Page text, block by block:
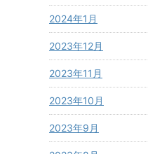
2024年1月
2023年12月
2023年11月
2023年10月
2023年9月